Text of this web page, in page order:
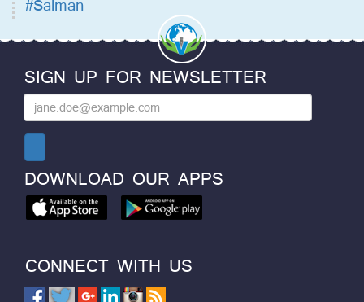
SIGN UP FOR NEWSLETTER
DOWNLOAD OUR APPS
CONNECT WITH US